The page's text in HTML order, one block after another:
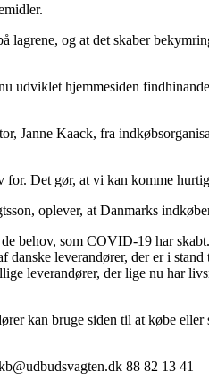
lagrene, og at det skaber
hjemmesiden
Janne Kaack, fra
Det gør, at vi kan komme
oplever, at Danmarks
behov, som COVID-19 har
leverandører, der er i
leverandører, der lige nu har
kan bruge siden til at købe
88 82 13 41